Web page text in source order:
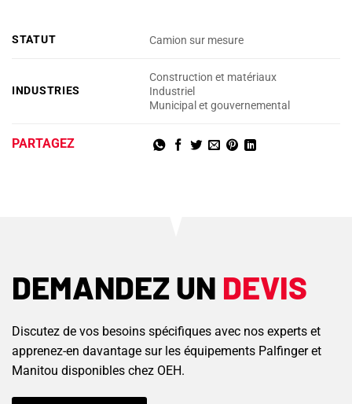
STATUT Camion sur mesure
INDUSTRIES
Construction et matériaux
Industriel
Municipal et gouvernemental
PARTAGEZ
DEMANDEZ UN DEVIS
Discutez de vos besoins spécifiques avec nos experts et
apprenez-en davantage sur les équipements Palfinger et
Manitou disponibles chez OEH.